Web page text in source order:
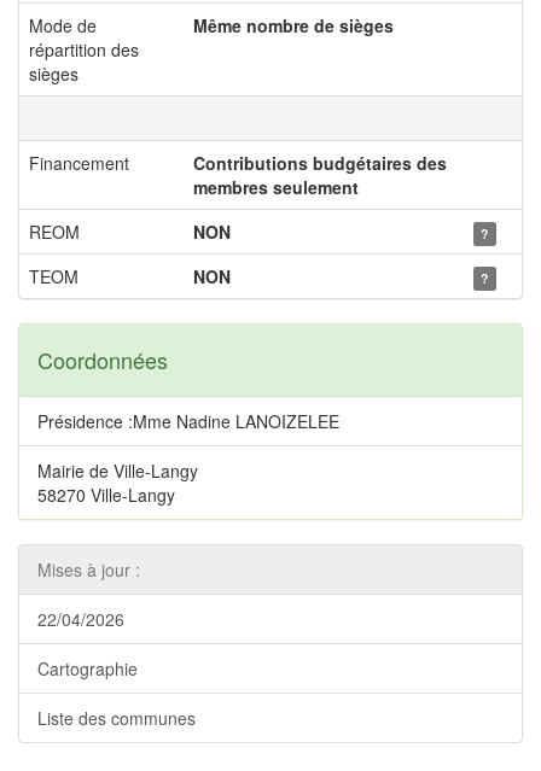
Mode de
répartition des
sièges
Même nombre de sièges
Financement
Contributions budgétaires des
membres seulement
REOM
NON ?
TEOM NON ?
Coordonnées
Présidence :Mme Nadine LANOIZELEE
Mairie de Ville-Langy
58270 Ville-Langy
Mises à jour :
22/04/2026
Cartographie
Liste des communes